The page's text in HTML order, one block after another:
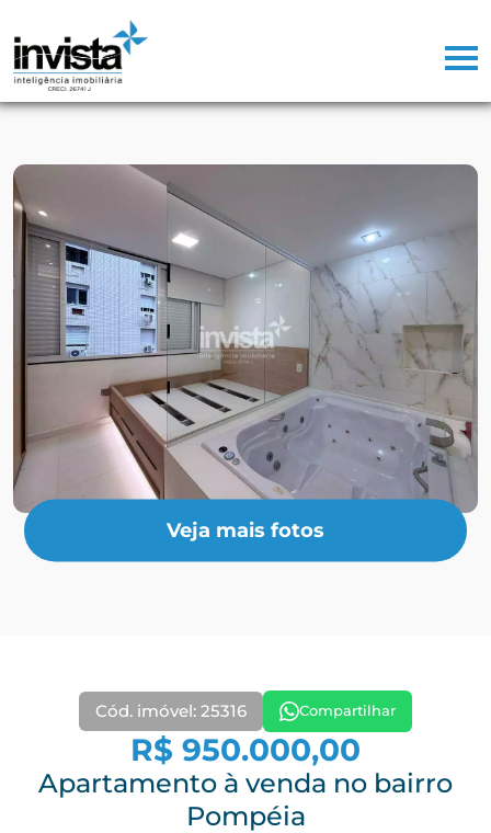
Veja mais fotos
Cód. imóvel: 25316 Compartilhar
R$ 950.000,00
Apartamento à venda no bairro
Pompéia